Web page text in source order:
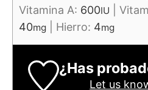
Vitamina A: 600IU
40mg Hierro: 4mg
¿Has
Let us